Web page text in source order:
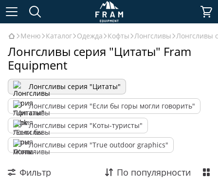
Меню Каталог Одежда Кофты Лонгсливы Лонгсливы
Лонгсливы серия "Цитаты" Fram
Equipment
Лонгсливы серия "Цитаты"
Лонгсливы серия "Если бы горы могли говорить"
Лонгсливы серия "Коты-туристы"
Лонгсливы серия "True outdoor graphics"
Фильтр По популярности